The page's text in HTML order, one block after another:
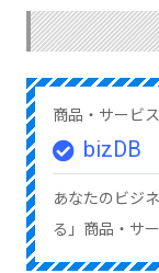
商品・サービ
bizDB
あなたのビジ
る」商品・サ